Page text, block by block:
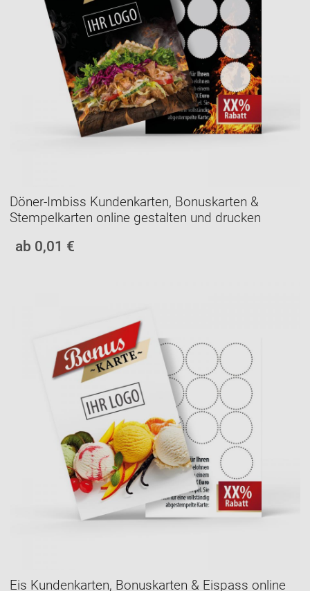
Döner-Imbiss Kundenkarten, Bonuskarten &
Stempelkarten online gestalten und drucken
ab 0,01 €
Eis Kundenkarten, Bonuskarten & Eispass online